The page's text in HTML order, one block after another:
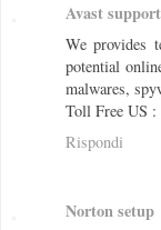
Avast support
We provides
potential
malwares,
Toll Free US :
Rispondi
Norton setup